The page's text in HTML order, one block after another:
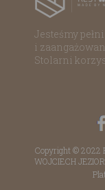
Jesteśmy
i
Stolarni
Copyright © 2022
WOJCIECH